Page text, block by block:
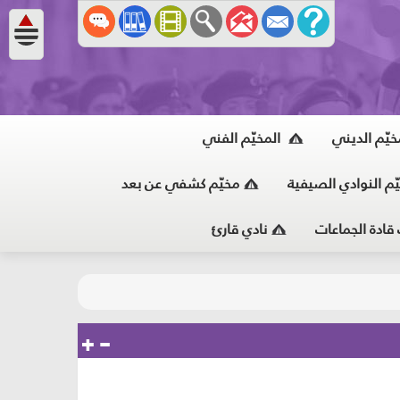
الديني المخيّم الفني
النوادي الصيفية مخيّم كشفي عن بعد
الجماعات نادي قارئ